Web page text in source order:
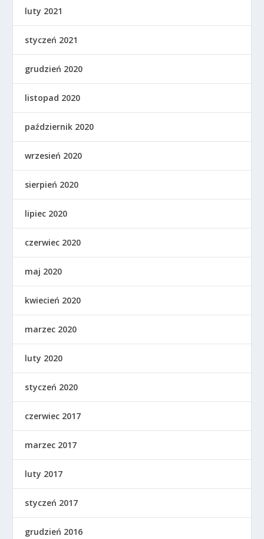
luty 2021
styczeń 2021
grudzień 2020
listopad 2020
październik 2020
wrzesień 2020
sierpień 2020
lipiec 2020
czerwiec 2020
maj 2020
kwiecień 2020
marzec 2020
luty 2020
styczeń 2020
czerwiec 2017
marzec 2017
luty 2017
styczeń 2017
grudzień 2016